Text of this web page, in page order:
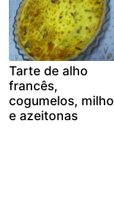
Tarte de alho
francês,
cogumelos, milho
e azeitonas